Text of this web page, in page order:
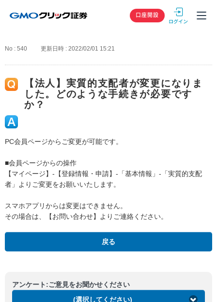
GMOクリック
口座開設
No : 540 更新日時 : 2022/02/01 15:21
【法人】実質的支配者が変更になりま
した。どのような手続きが必要です
か？
PC会員ページからご変更が可能です。
■会員ページからの操作
【マイページ】-【登録情報・申請】-「基本情報」-「実質的支配
者」よりご変更をお願いいたします。
スマホアプリからは変更はできません。
その場合は、【お問い合わせ】よりご連絡ください。
戻る
アンケート:ご意見をお聞かせください
(選択してください)